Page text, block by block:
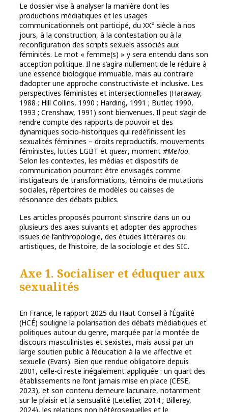
Le dossier vise à analyser la manière dont les
productions médiatiques et les usages
communicationnels ont participé, du XXe siècle à nos
jours, à la construction, à la contestation ou à la
reconfiguration des scripts sexuels associés aux
féminités. Le mot « femme(s) » y sera entendu dans son
acception politique. Il ne s’agira nullement de le réduire à
une essence biologique immuable, mais au contraire
d’adopter une approche constructiviste et inclusive. Les
perspectives féministes et intersectionnelles (Haraway,
1988 ; Hill Collins, 1990 ; Harding, 1991 ; Butler, 1990,
1993 ; Crenshaw, 1991) sont bienvenues. Il peut s’agir de
rendre compte des rapports de pouvoir et des
dynamiques socio-historiques qui redéfinissent les
sexualités féminines – droits reproductifs, mouvements
féministes, luttes LGBT et queer, moment #MeToo.
Selon les contextes, les médias et dispositifs de
communication pourront être envisagés comme
instigateurs de transformations, témoins de mutations
sociales, répertoires de modèles ou caisses de
résonance des débats publics.
Les articles proposés pourront s’inscrire dans un ou
plusieurs des axes suivants et adopter des approches
issues de l’anthropologie, des études littéraires ou
artistiques, de l’histoire, de la sociologie et des SIC.
Axe 1. Socialiser et éduquer aux
sexualités
En France, le rapport 2025 du Haut Conseil à l’Égalité
(HCÉ) souligne la polarisation des débats médiatiques et
politiques autour du genre, marquée par la montée de
discours masculinistes et sexistes, mais aussi par un
large soutien public à l’éducation à la vie affective et
sexuelle (Evars). Bien que rendue obligatoire depuis
2001, celle-ci reste inégalement appliquée : un quart des
établissements ne l’ont jamais mise en place (CESE,
2023), et son contenu demeure lacunaire, notamment
sur le plaisir et la sensualité (Letellier, 2014 ; Billerey,
2024), les relations non hétérosexuelles et le